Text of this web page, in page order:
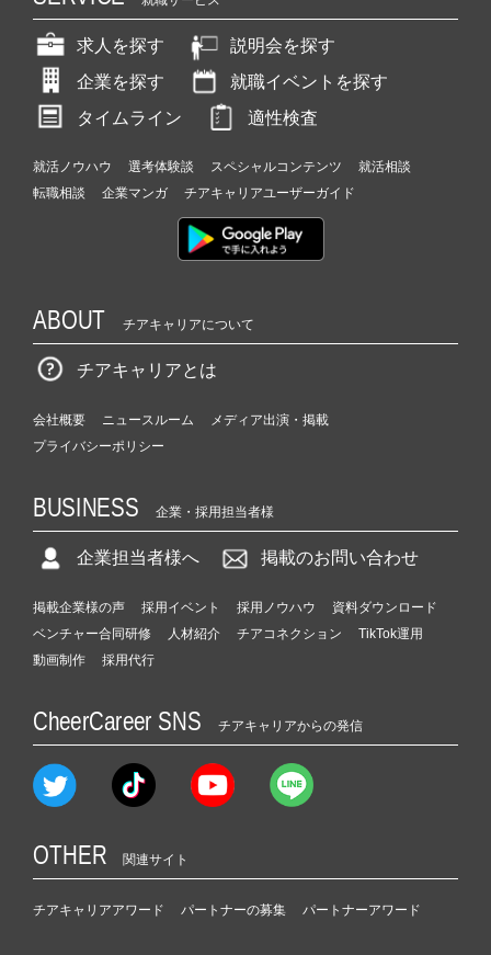
求人を探す
説明会を探す
企業を探す
就職イベントを探す
タイムライン
適性検査
就活ノウハウ 選考体験談 スペシャルコンテンツ
就活相談
転職相談
企業マンガ チアキャリアユーザーガイド
ABOUT チアキャリアについて
チアキャリアとは
会社概要 ニュースルーム
メディア出演・掲載
プライバシーポリシー
BUSINESS 企業・採用担当者様
企業担当者様へ 掲載のお問い合わせ
掲載企業様の声 採用イベント 採用ノウハウ
資料ダウンロード
ベンチャー合同研修
人材紹介 チアコネクション
TikTok運用
動画制作
採用代行
CheerCareer SNS チアキャリアからの発信
OTHER 関連サイト
チアキャリアアワード パートナーの募集 パートナーアワード